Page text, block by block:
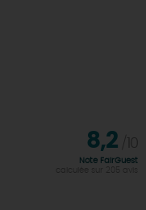
8,2
Note FairGuest